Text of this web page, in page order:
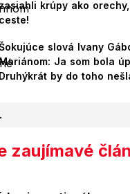
zasiahli krúpy ako
ceste!
slová Ivany
Ja som bola
Druhýkrát by do toho
zaujímavé